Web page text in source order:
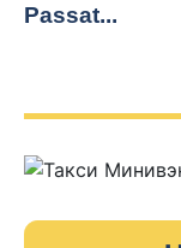
Passat...